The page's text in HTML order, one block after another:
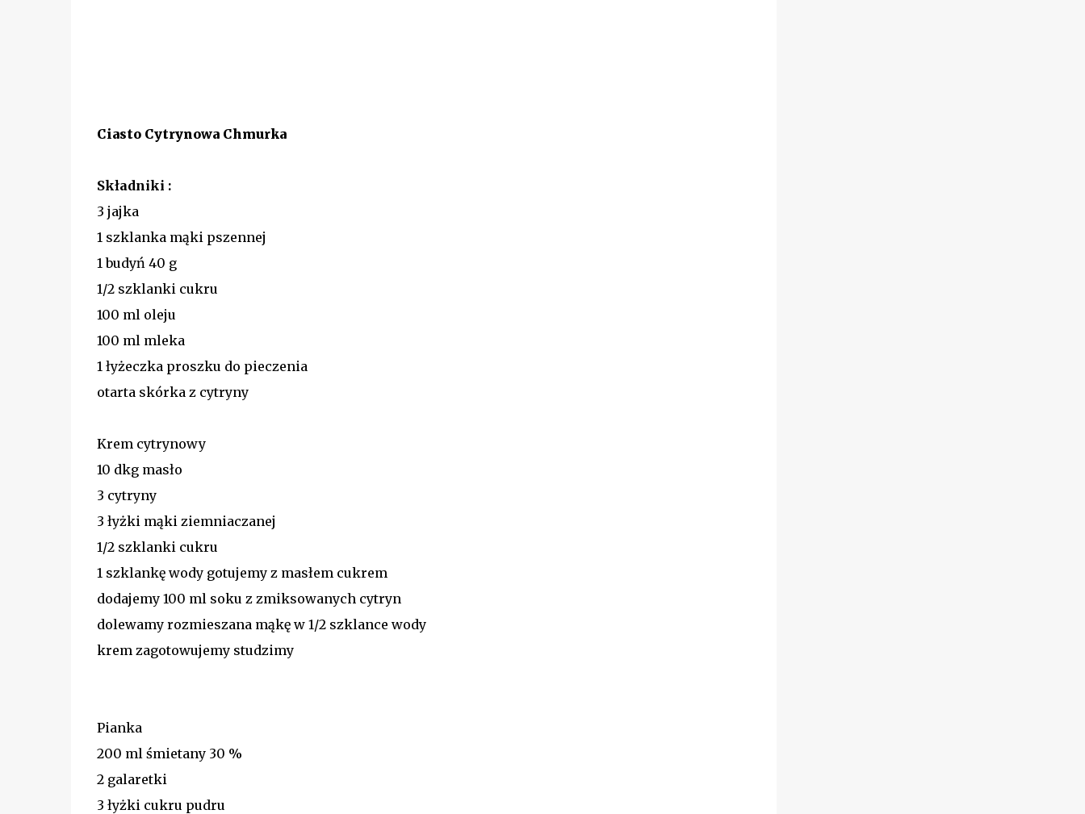
Ciasto Cytrynowa Chmurka
Składniki :
3 jajka
1 szklanka mąki pszennej
1 budyń 40 g
1/2 szklanki cukru
100 ml oleju
100 ml mleka
1 łyżeczka proszku do pieczenia
otarta skórka z cytryny
Krem cytrynowy
10 dkg masło
3 cytryny
3 łyżki mąki ziemniaczanej
1/2 szklanki cukru
1 szklankę wody gotujemy z masłem cukrem
dodajemy 100 ml soku z zmiksowanych cytryn
dolewamy rozmieszana mąkę w 1/2 szklance wody
krem zagotowujemy studzimy
Pianka
200 ml śmietany 30 %
2 galaretki
3 łyżki cukru pudru